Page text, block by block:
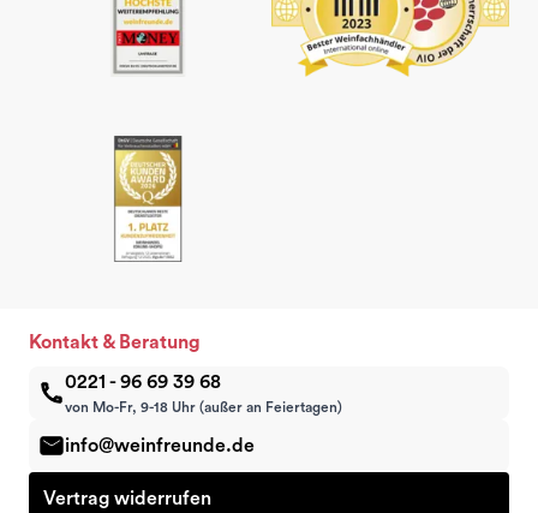
Kontakt & Beratung
0221 - 96 69 39 68
von Mo-Fr, 9-18 Uhr (außer an Feiertagen)
info@weinfreunde.de
Vertrag widerrufen